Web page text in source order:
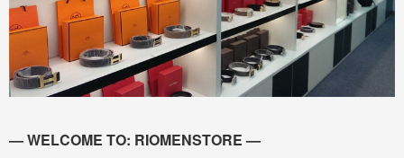
— WELCOME TO: RIOMENSTORE —